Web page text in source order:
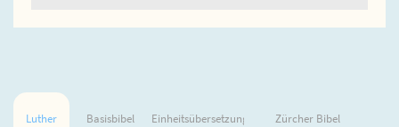
Luther Basisbibel Einheitsübersetzung Zürcher Bibel